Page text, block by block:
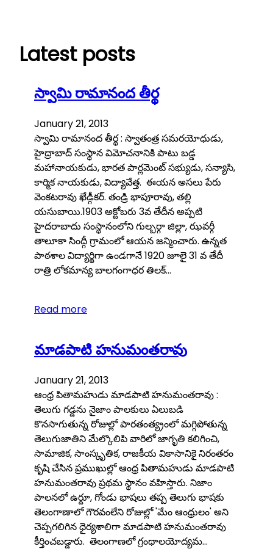
Latest posts
స్వామి రామానంద తీర్థ
January 21, 2013
స్వామి రామానంద తీర్థ : స్వాతంత్ర సమరయోధుడు,
హైద్రాబాద్ సంస్థాన విమోచనానికి పాటు బడ్డ
మహానాయకుడు, భారత పార్లమెంట్ సభ్యుడు, సన్యాసి,
కార్మిక నాయకుడు, విద్యావేత్త. ఈయన అసలు పేరు
వెంకటరావు ఖేడ్గీకర్‌. తండ్రి భాపూరావు, తల్లి
యసుబాయి.1903 అక్టోబరు 3వ తేదీన అప్పటి
హైదరాబాదు సంస్థానంలోని గుల్బర్గా జిల్లా, ఝవర్గీ
తాలూకా సింద్గీ గ్రామంలో ఆయన జన్మించారు. ఉన్నత
పాఠశాల విద్యార్థిగా ఉండగానే 1920 జూలై 31 వ తేదీ
రాత్రి లోకమాన్య బాలగంగాధర తిలక్‌…
Read more
మాడపాటి హనుమంతరావు
January 21, 2013
ఆంధ్ర పితామహుడు మాడపాటి హనుమంతరావు :
తెలుగు గడ్డను నైజాం పాలకులు ఏలుబడి
కొనసాగుతున్న రోజుల్లో పారతంత్య్రంలో మగ్గిపోతున్న
తెలుగుజాతిని మేల్కొలిపి వారిలో జాగృతి కలిగించి,
సామాజిక, సాంస్కృతిక, రాజకీయ వికాసానికై నిరంతరం
కృషి చేసిన ప్రముఖుల్లో ఆంధ్ర పితామహుడు మాడపాటి
హనుమంతరావు ప్రథమ స్థానం వహిస్తారు. నిజాం
పాలనలో ఉర్దూ, గోండు భాషలు తప్ప తెలుగు భాషకు
తెలంగాణాలో గౌరవంలేని రోజుల్లో 'మేం ఆంధ్రులం' అని
చెప్పగలిగిన ధైర్యశాలిగా మాడపాటి హనుమంతరావు
కీర్తించబడ్డారు. తెలంగాణలో గ్రంథాలయోద్యమ…